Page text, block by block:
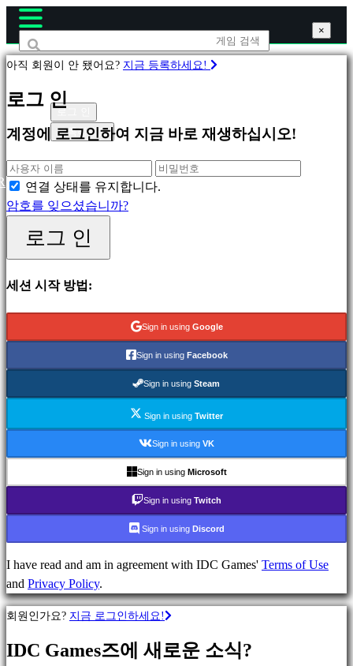
게
임
피
처
링
새
릴
무
료
류
게
략
게
임
어
드
처
로그 인
등록하세요
×
아직 회원이 안 됐어요? 지금 등록하세요!
로그 인
계정에 로그인하여 지금 바로 재생하십시오!
연결 상태를 유지합니다.
암호를 잊으셨습니까?
로그 인
세션 시작 방법:
Sign in using Google
Sign in using Facebook
Sign in using Steam
Sign in using Twitter
Sign in using VK
Sign in using Microsoft
Sign in using Twitch
Sign in using Discord
I have read and am in agreement with IDC Games' Terms of Use
and Privacy Policy.
×
회원인가요? 지금 로그인하세요!
IDC Games즈에 새로운 소식?
×